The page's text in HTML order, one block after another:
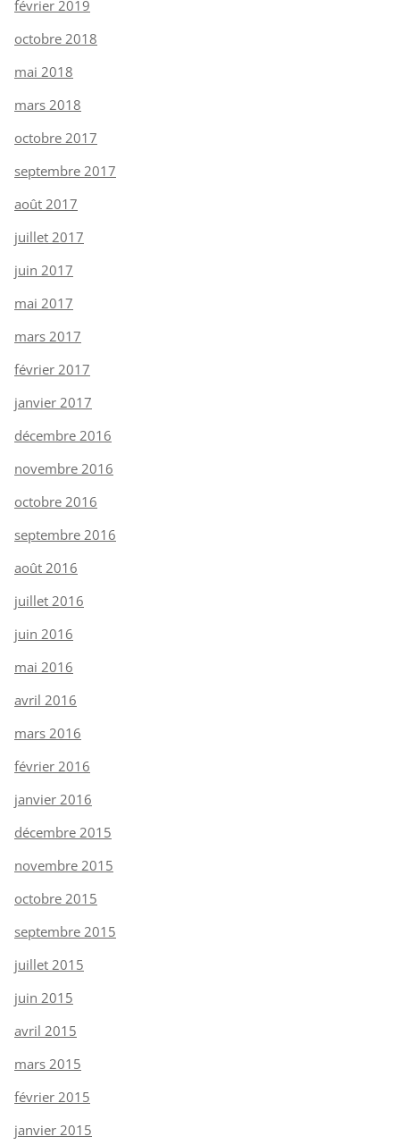
février 2019
octobre 2018
mai 2018
mars 2018
octobre 2017
septembre 2017
août 2017
juillet 2017
juin 2017
mai 2017
mars 2017
février 2017
janvier 2017
décembre 2016
novembre 2016
octobre 2016
septembre 2016
août 2016
juillet 2016
juin 2016
mai 2016
avril 2016
mars 2016
février 2016
janvier 2016
décembre 2015
novembre 2015
octobre 2015
septembre 2015
juillet 2015
juin 2015
avril 2015
mars 2015
février 2015
janvier 2015